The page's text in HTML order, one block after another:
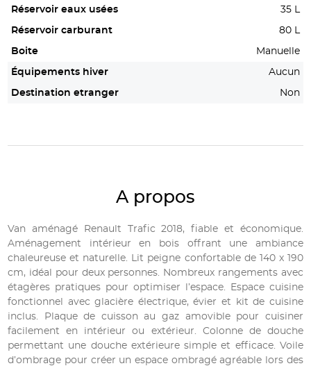
Réservoir eaux usées 35 L
Réservoir carburant 80 L
Boite Manuelle
Équipements hiver Aucun
Destination etranger Non
A propos
Van aménagé Renault Trafic 2018, fiable et économique.
Aménagement intérieur en bois offrant une ambiance
chaleureuse et naturelle. Lit peigne confortable de 140 x 190
cm, idéal pour deux personnes. Nombreux rangements avec
étagères pratiques pour optimiser l’espace. Espace cuisine
fonctionnel avec glacière électrique, évier et kit de cuisine
inclus. Plaque de cuisson au gaz amovible pour cuisiner
facilement en intérieur ou extérieur. Colonne de douche
permettant une douche extérieure simple et efficace. Voile
d’ombrage pour créer un espace ombragé agréable lors des